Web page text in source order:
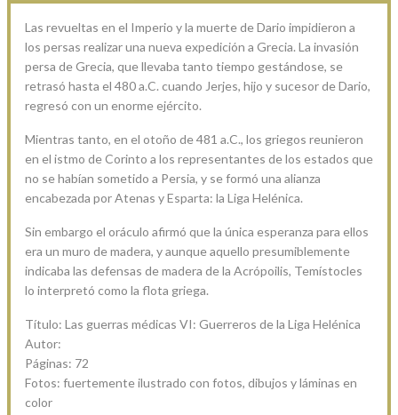
Las revueltas en el Imperio y la muerte de Dario impidieron a
los persas realizar una nueva expedición a Grecia. La invasión
persa de Grecia, que llevaba tanto tiempo gestándose, se
retrasó hasta el 480 a.C. cuando Jerjes, hijo y sucesor de Dario,
regresó con un enorme ejército.
Mientras tanto, en el otoño de 481 a.C., los griegos reunieron
en el istmo de Corinto a los representantes de los estados que
no se habían sometido a Persia, y se formó una alianza
encabezada por Atenas y Esparta: la Liga Helénica.
Sin embargo el oráculo afirmó que la única esperanza para ellos
era un muro de madera, y aunque aquello presumiblemente
indicaba las defensas de madera de la Acrópoilis, Temístocles
lo interpretó como la flota griega.
Título: Las guerras médicas VI: Guerreros de la Liga Helénica
Autor:
Páginas: 72
Fotos: fuertemente ilustrado con fotos, dibujos y láminas en
color